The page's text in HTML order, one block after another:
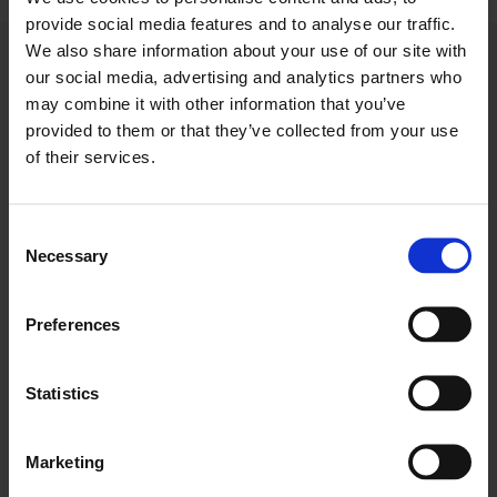
provide social media features and to analyse our traffic.
We also share information about your use of our site with
our social media, advertising and analytics partners who
may combine it with other information that you’ve
provided to them or that they’ve collected from your use
of their services.
Selection
Necessary
Preferences
Statistics
Marketing
Folgende Beiträge könnten Sie
auch interessieren
Alle Beiträge anzeigen
Nomentia ernennt Marc Vietor
Ein führender Anbieter für nachhaltige